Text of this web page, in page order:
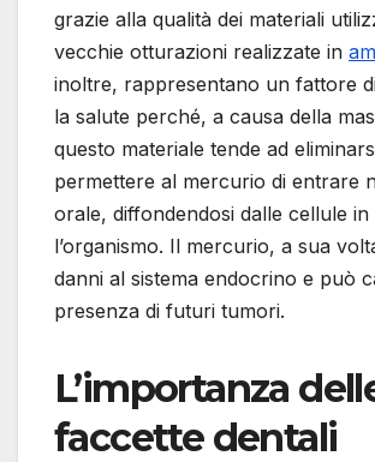
grazie alla qualità dei materiali
vecchie otturazioni realizzate in
inoltre, rappresentano un fattore
la salute perché, a causa della
questo materiale tende ad
permettere al mercurio di entrare
orale, diffondendosi dalle cellule in
l’organismo. Il mercurio, a sua
danni al sistema endocrino e può
presenza di futuri tumori.
L’importanza
faccette dentali